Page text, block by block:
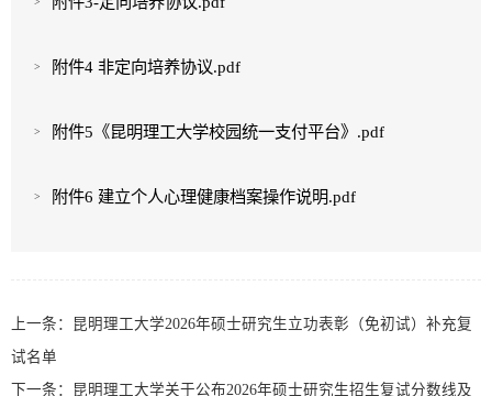
附件4 非定向培养协议.pdf
附件5《昆明理工大学校园统一支付平台》.pdf
附件6 建立个人心理健康档案操作说明.pdf
上一条：
昆明理工大学2026年硕士研究生立功表彰（免初试）补充复
试名单
下一条：
昆明理工大学关于公布2026年硕士研究生招生复试分数线及